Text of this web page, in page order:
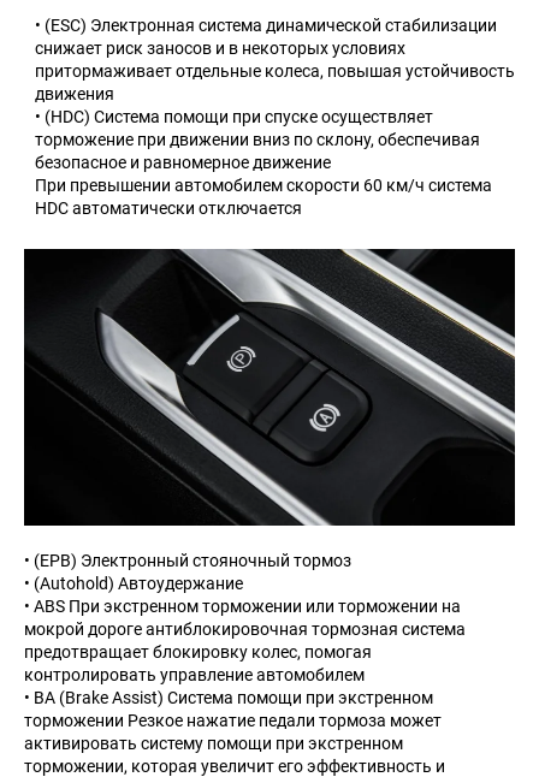
• (ESC) Электронная система динамической стабилизации
снижает риск заносов и в некоторых условиях
притормаживает отдельные колеса, повышая устойчивость
движения
• (HDC) Система помощи при спуске осуществляет
торможение при движении вниз по склону, обеспечивая
безопасное и равномерное движение
При превышении автомобилем скорости 60 км/ч система
HDC автоматически отключается
• (EPB) Электронный стояночный тормоз
• (Autohold) Автоудержание
• ABS При экстренном торможении или торможении на
мокрой дороге антиблокировочная тормозная система
предотвращает блокировку колес, помогая
контролировать управление автомобилем
• BA (Brake Assist) Система помощи при экстренном
торможении Резкое нажатие педали тормоза может
активировать систему помощи при экстренном
торможении, которая увеличит его эффективность и